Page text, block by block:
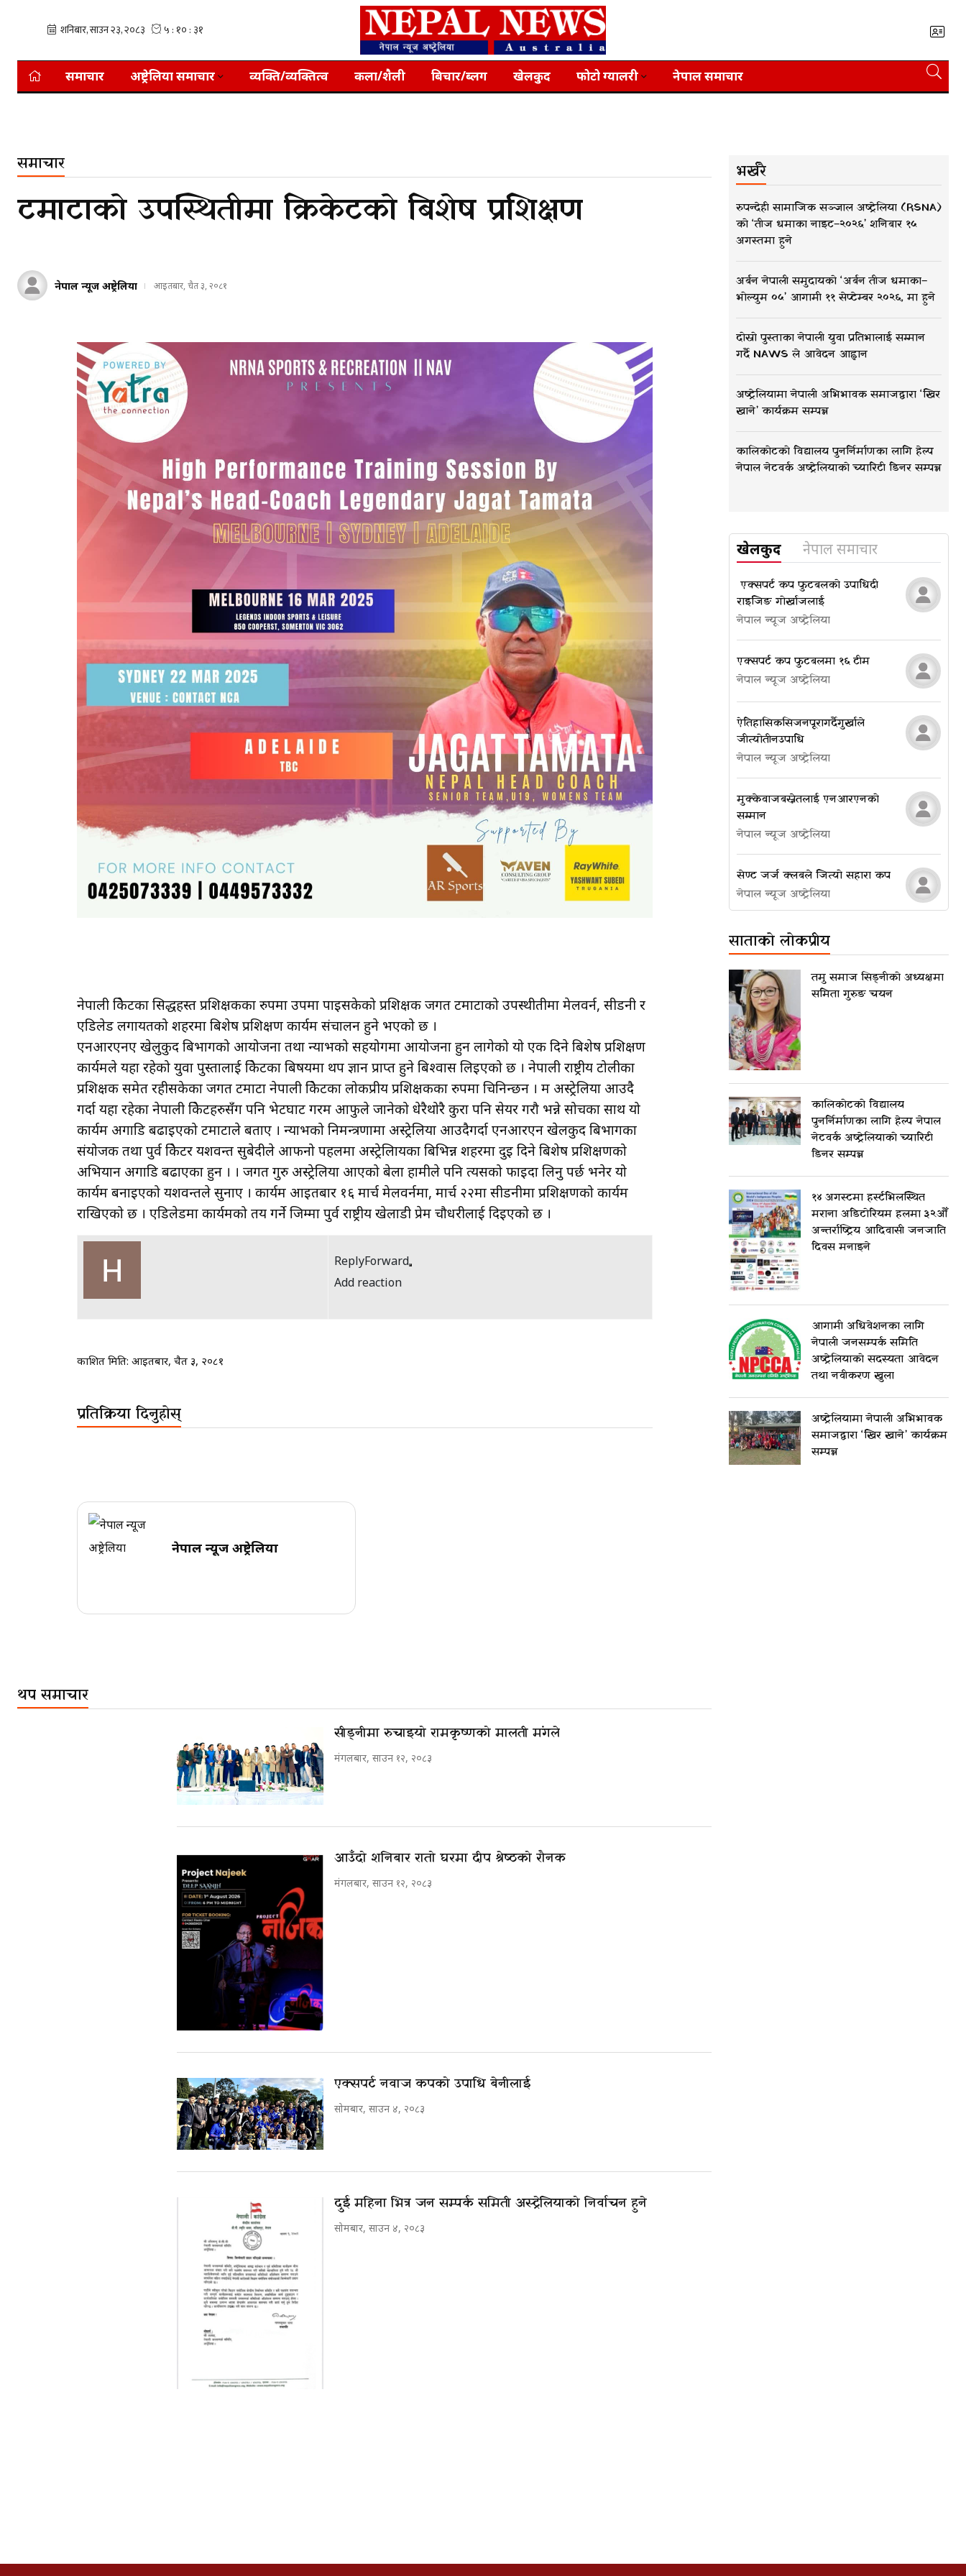
समाचार अष्ट्रेलिया समाचार व्यक्ति/व्यक्तित्व कला/शैली बिचार/ब्लग खेलकुद फोटो ग्यालरी नेपाल समाचार
समाचार
टमाटाको उपस्थितीमा क्रिकेटको बिशेष प्रशिक्षण
नेपाल न्यूज अष्ट्रेलिया आइतबार, चैत ३, २०८१
नेपाली क्रिकेटका सिद्धहस्त प्रशिक्षकका रुपमा उपमा पाइसकेको प्रशिक्षक जगत टमाटाको उपस्थीतीमा मेलवर्न, सीडनी र
एडिलेड लगायतको शहरमा बिशेष प्रशिक्षण कार्यक्रम संचालन हुने भएको छ ।
एनआरएनए खेलुकुद बिभागको आयोजना तथा न्याभको सहयोगमा आयोजना हुन लागेको यो एक दिने बिशेष प्रशिक्षण
कार्यक्रमले यहा रहेको युवा पुस्तालाई क्रिकेटका बिषयमा थप ज्ञान प्राप्त हुने बिश्वास लिइएको छ । नेपाली राष्ट्रीय टोलीका
प्रशिक्षक समेत रहीसकेका जगत टमाटा नेपाली क्रिकेटका लोकप्रीय प्रशिक्षकका रुपमा चिनिन्छन । म अस्ट्रेलिया आउदै
गर्दा यहा रहेका नेपाली क्रिकेटहरुसँंग पनि भेटघाट गरम आफुले जानेको धेरैथोरै कुरा पनि सेयर गरौ भन्ने सोचका साथ यो
कार्यक्रम अगाडि बढाइएको टमाटाले बताए । न्याभको निमन्त्रणामा अस्ट्रेलिया आउदैगर्दा एनआरएन खेलकुद बिभागका
संयोजक तथा पुर्व क्रिकेटर यशवन्त सुबेदीले आफनो पहलमा अस्ट्रेलिायका बिभिन्न शहरमा दुइ दिने बिशेष प्रशिक्षणको
अभियान अगाडि बढाएका हुन । । जगत गुरु अस्ट्रेलिया आएको बेला हामीले पनि त्यसको फाइदा लिनु पर्छ भनेर यो
कार्यक्रम बनाइएको यशवन्तले सुनाए । कार्यक्रम आइतबार १६ मार्च मेलवर्नमा, मार्च २२मा सीडनीमा प्रशिक्षणको कार्यक्रम
राखिएको छ । एडिलेडमा कार्यक्रमको तय गर्ने जिम्मा पुर्व राष्ट्रीय खेलाडी प्रेम चौधरीलाई दिइएको छ ।
ReplyForward
Add reaction
प्रकाशित मिति: आइतबार, चैत ३, २०८१
प्रतिक्रिया दिनुहोस्
नेपाल न्यूज अष्ट्रेलिया
थप समाचार
सीड्नीमा रुचाइयो रामकृष्णको मालती मंगले
मंगलबार, साउन १२, २०८३
आउँदो शनिबार रातो घरमा दीप श्रेष्ठको रौनक
मंगलबार, साउन १२, २०८३
एक्सपर्ट नवाज कपको उपाधि बेनीलाई
सोमबार, साउन ४, २०८३
दुई महिना भित्र जन सम्पर्क समिती अस्ट्रेलियाको निर्वाचन हुने
सोमबार, साउन ४, २०८३
भर्खरै
रुपन्देही सामाजिक सञ्जाल अष्ट्रेलिया (RSNA)
को ‘तीज धमाका नाइट–२०२६’ शनिबार १५
अगस्तमा हुने
अर्बन नेपाली समुदायको ‘अर्बन तीज धमाका–
भोल्युम ०५’ आगामी ११ सेप्टेम्बर २०२६, मा हुने
दोस्रो पुस्ताका नेपाली युवा प्रतिभालाई सम्मान
गर्दै NAWS ले आवेदन आह्वान
अष्ट्रेलियामा नेपाली अभिभावक समाजद्वारा ‘खिर
खाने’ कार्यक्रम सम्पन्न
कालिकोटको विद्यालय पुनर्निर्माणका लागि हेल्प
नेपाल नेटवर्क अष्ट्रेलियाको च्यारिटी डिनर सम्पन्न
खेलकुद नेपाल समाचार
​​​​​​​ एक्सपर्ट कप फुटबलको उपाधि दी
राइजिङ गोर्खाजलाई
नेपाल न्यूज अष्ट्रेलिया
एक्सपर्ट कप फुटबलमा १६ टीम
नेपाल न्यूज अष्ट्रेलिया
ऐतिहासिक सिजन पूरा गर्दै गुर्खाले
जीत्यो तीन उपाधि
नेपाल न्यूज अष्ट्रेलिया
मुक्केवाज बस्नेतलाई एनआरएनको
सम्मान
नेपाल न्यूज अष्ट्रेलिया
सेण्ट जर्ज क्लबले जित्यो सहारा कप
नेपाल न्यूज अष्ट्रेलिया
साताको लोकप्रीय
तमु समाज सिड्नीको अध्यक्षमा
समिता गुरुङ चयन
कालिकोटको विद्यालय
पुनर्निर्माणका लागि हेल्प नेपाल
नेटवर्क अष्ट्रेलियाको च्यारिटी
डिनर सम्पन्न
१४ अगस्टमा हर्स्टभिलस्थित
मराना अडिटोरियम हलमा ३२औँ
अन्तर्राष्ट्रिय आदिवासी जनजाति
दिवस मनाइने
आगामी अधिवेशनका लागि
नेपाली जनसम्पर्क समिति
अष्ट्रेलियाको सदस्यता आवेदन
तथा नवीकरण खुला
अष्ट्रेलियामा नेपाली अभिभावक
समाजद्वारा ‘खिर खाने’ कार्यक्रम
सम्पन्न